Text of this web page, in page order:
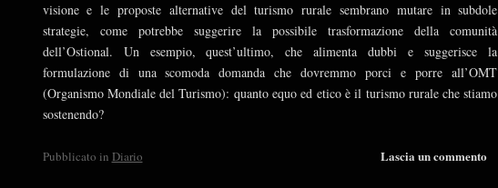
visione e le proposte alternative del turismo rurale sembrano mutare in subdole
strategie, come potrebbe suggerire la possibile trasformazione della comunità
dell’Ostional. Un esempio, quest’ultimo, che alimenta dubbi e suggerisce la
formulazione di una scomoda domanda che dovremmo porci e porre all’OMT
(Organismo Mondiale del Turismo): quanto equo ed etico è il turismo rurale che stiamo
sostenendo?
Lascia un commento
Pubblicato in Diario